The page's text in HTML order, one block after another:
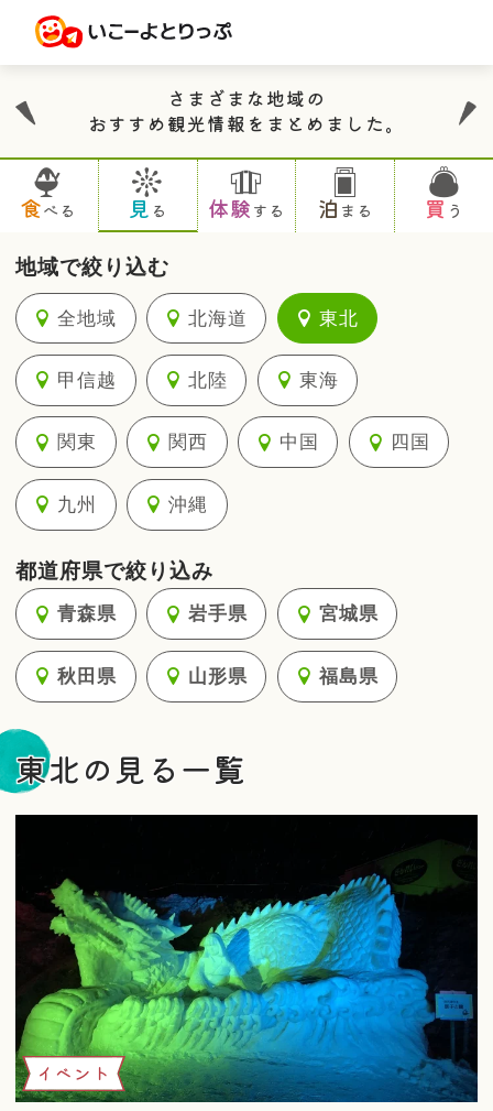
さまざまな地域の
おすすめ観光情報をまとめました。
食べる 見 る 体験する 泊 まる 買う
地域で絞り込む
全地域 北海道 東北
甲信越 北陸 東海
関東 関西 中国 四国
九州 沖縄
都道府県で絞り込み
青森県 岩手県 宮城県
秋田県 山形県 福島県
東北の見る一覧
イベント